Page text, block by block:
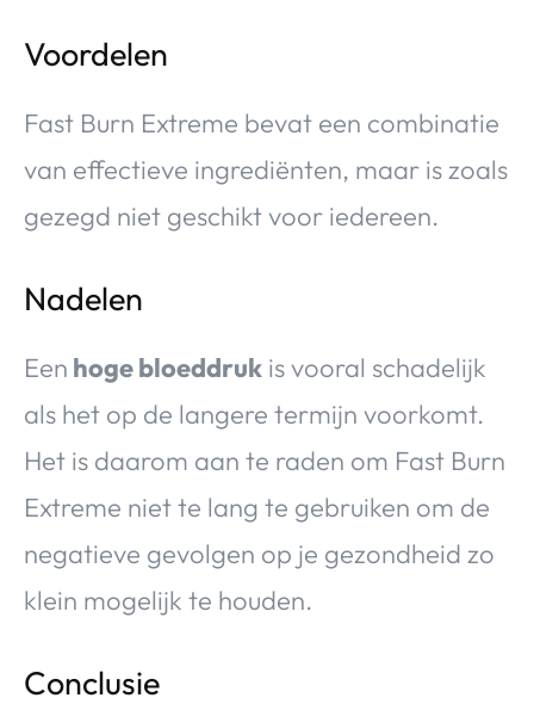
Voordelen
Fast Burn Extreme bevat een combinatie
van effectieve ingrediënten, maar is zoals
gezegd niet geschikt voor iedereen.
Nadelen
Een hoge bloeddruk is vooral schadelijk
als het op de langere termijn voorkomt.
Het is daarom aan te raden om Fast Burn
Extreme niet te lang te gebruiken om de
negatieve gevolgen op je gezondheid zo
klein mogelijk te houden.
Conclusie